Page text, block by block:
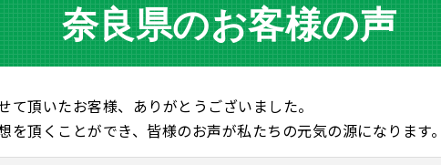
奈良県のお客様の声
て頂いたお客様、ありがとうございました。
を頂くことができ、皆様のお声が私たちの元気の源になります。